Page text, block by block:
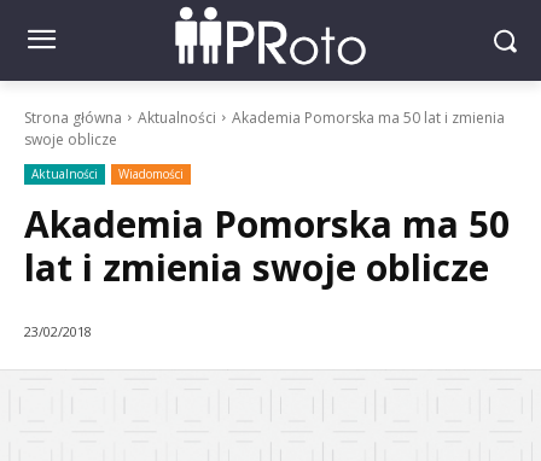
Strona główna Aktualności
Akademia Pomorska ma 50 lat i zmienia
swoje oblicze
Aktualności Wiadomości
Akademia Pomorska ma 50
lat i zmienia swoje oblicze
23/02/2018